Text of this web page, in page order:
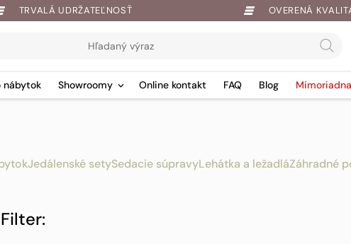
TRVALÁ UDRŽATEĽNOSŤ OVERENÁ
nábytok Showroomy Online kontakt FAQ Blog
Jedálenské setySedacie súpravyLehátka a ležadláZáhradné
Filter: